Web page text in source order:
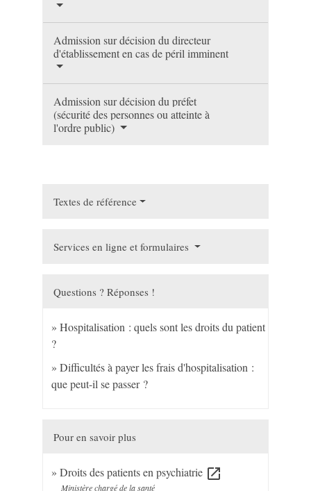
Admission sur décision du directeur
d'établissement en cas de péril imminent
Admission sur décision du préfet
(sécurité des personnes ou atteinte à
l'ordre public)
Textes de référence
Services en ligne et formulaires
Questions ? Réponses !
Hospitalisation : quels sont les droits du patient
?
Difficultés à payer les frais d'hospitalisation :
que peut-il se passer ?
Pour en savoir plus
Droits des patients en psychiatrie open_in_new
Ministère chargé de la santé